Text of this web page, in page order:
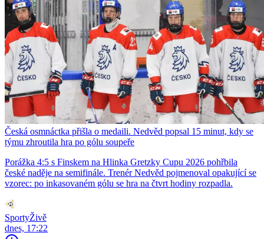
Česká osmnáctka přišla o medaili. Nedvěd popsal 15 minut, kdy se
týmu zhroutila hra po gólu soupeře
Porážka 4:5 s Finskem na Hlinka Gretzky Cupu 2026 pohřbila
české naděje na semifinále. Trenér Nedvěd pojmenoval opakující se
vzorec: po inkasovaném gólu se hra na čtvrt hodiny rozpadla.
SportyŽivě
dnes, 17:22